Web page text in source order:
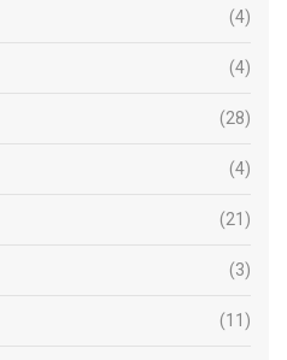
(4)
(4)
(28)
(4)
(21)
(3)
(11)